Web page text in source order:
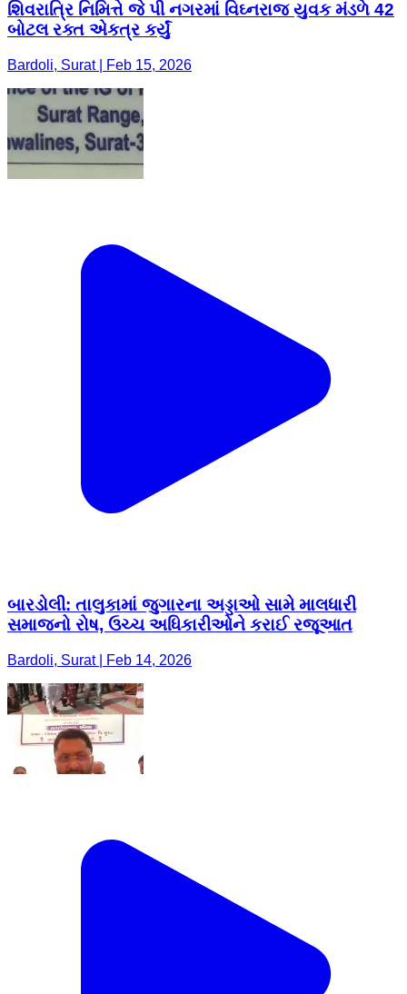
શિવરાત્રિ નિમિત્તે જે પી નગરમાં વિઘ્નરાજ યુવક મંડળે 42
બોટલ રક્ત એકત્ર કર્યું
Bardoli, Surat | Feb 15, 2026
બારડોલી: તાલુકામાં જુગારના અડ્ડાઓ સામે માલધારી
સમાજનો રોષ, ઉચ્ચ અધિકારીઓને કરાઈ રજૂઆત
Bardoli, Surat | Feb 14, 2026